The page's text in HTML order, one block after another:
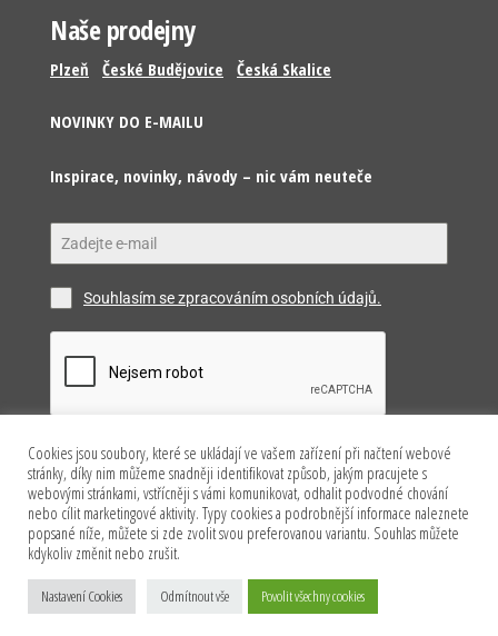
Naše prodejny
Plzeň České Budějovice Česká Skalice
NOVINKY DO E-MAILU
Inspirace, novinky, návody – nic vám neuteče
Souhlasím se zpracováním osobních údajů.
Odeslat
vyhrazena.
Cookies jsou soubory, které se ukládají ve vašem zařízení při načtení webové
stránky, díky nim můžeme snadněji identifikovat způsob, jakým pracujete s
webovými stránkami, vstřícněji s vámi komunikovat, odhalit podvodné chování
nebo cílit marketingové aktivity. Typy cookies a podrobnější informace naleznete
popsané níže, můžete si zde zvolit svou preferovanou variantu. Souhlas můžete
kdykoliv změnit nebo zrušit.
Nastavení Cookies Odmítnout vše Povolit všechny cookies